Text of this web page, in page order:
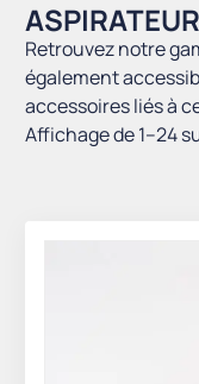
Retrouvez notre
également
accessoires liés à
Affichage de 1–24